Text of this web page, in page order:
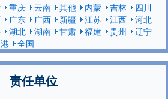
重庆 云南 其他 内蒙 吉林
四川
广东 广西 新疆 江苏 江西
河北
湖北 湖南 甘肃 福建 贵州
辽宁
全国
责任单位